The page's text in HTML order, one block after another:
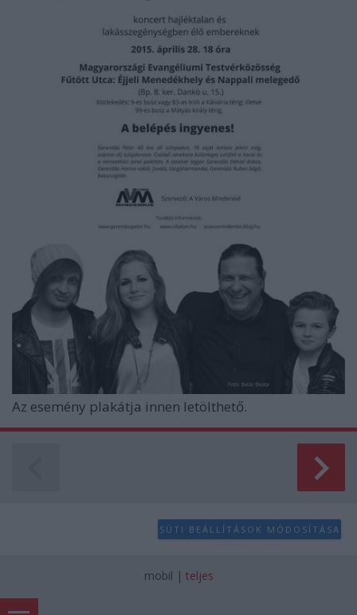
Az esemény plakátja innen letölthető.
SÜTI BEÁLLÍTÁSOK MÓDOSÍTÁSA
mobil | teljes